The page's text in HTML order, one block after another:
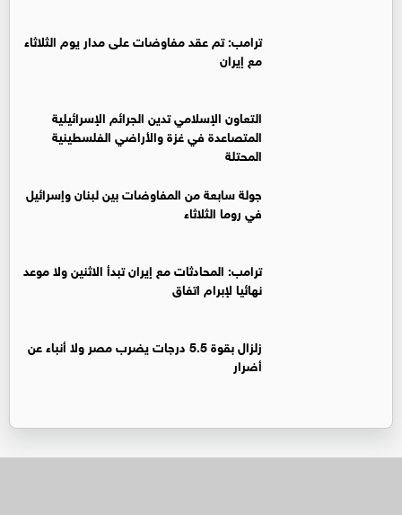
ترامب: تم عقد مفاوضات على مدار يوم الثلاثاء
مع إيران
التعاون الإسلامي تدين الجرائم الإسرائيلية
المتصاعدة في غزة والأراضي الفلسطينية
المحتلة
جولة سابعة من المفاوضات بين لبنان وإسرائيل
في روما الثلاثاء
ترامب: المحادثات مع إيران تبدأ الاثنين ولا موعد
نهائيا لإبرام اتفاق
زلزال بقوة 5.5 درجات يضرب مصر ولا أنباء عن
أضرار